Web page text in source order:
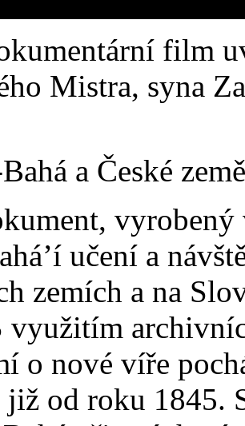
film
Mistra, syna
a České země
učení a
zemích a na
využitím
o nové víře
již od roku 1845.